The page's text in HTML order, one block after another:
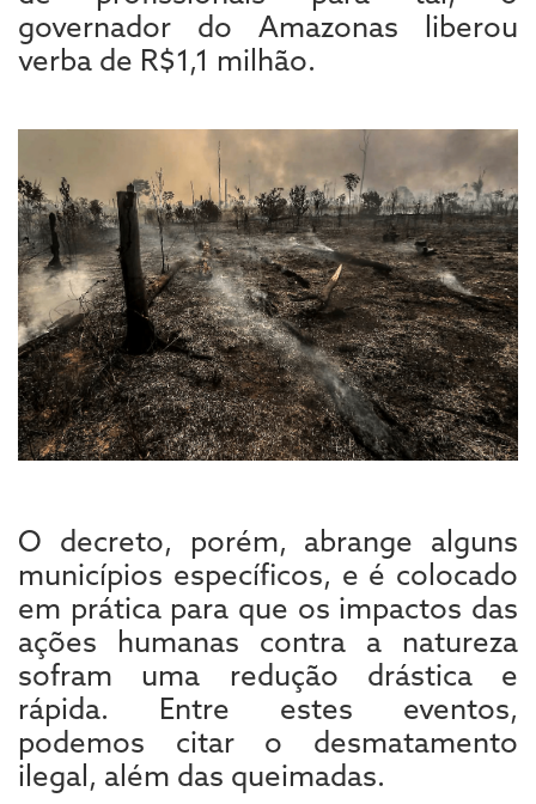
governador do Amazonas liberou
verba de R$1,1 milhão.
O decreto, porém, abrange alguns
municípios específicos, e é colocado
em prática para que os impactos das
ações humanas contra a natureza
sofram uma redução drástica e
rápida. Entre estes eventos,
podemos citar o desmatamento
ilegal, além das queimadas.